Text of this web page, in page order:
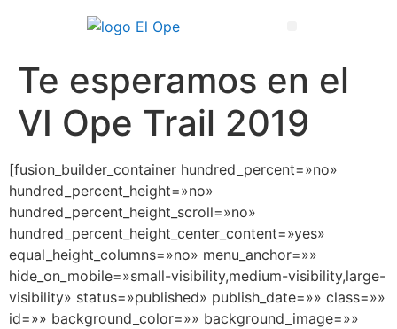
Te esperamos en el
VI Ope Trail 2019
[fusion_builder_container hundred_percent=»no»
hundred_percent_height=»no»
hundred_percent_height_scroll=»no»
hundred_percent_height_center_content=»yes»
equal_height_columns=»no» menu_anchor=»»
hide_on_mobile=»small-visibility,medium-visibility,large-
visibility» status=»published» publish_date=»» class=»»
id=»» background_color=»» background_image=»»